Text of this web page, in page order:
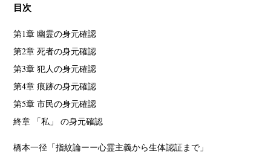
目次
第1章 幽霊の身元確認
第2章 死者の身元確認
第3章 犯人の身元確認
第4章 痕跡の身元確認
第5章 市民の身元確認
終章 「私」 の身元確認
橋本一径「指紋論ーー心霊主義から生体認証まで」